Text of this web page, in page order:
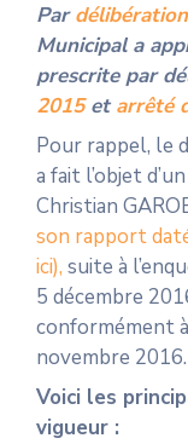
Par
Municipal a
prescrite par
2015et arrêté
Pour rappel, le
a fait l’objet
Christian
son rapport
ici), suite à
5 décembre
conformément
novembre 2016.
Voici les
vigueur :